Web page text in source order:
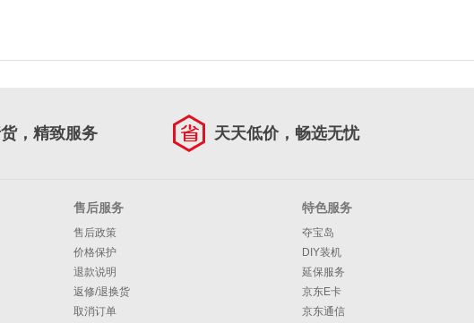
，精致服务 天天低价，畅选无忧
售后服务
售后政策
价格保护
退款说明
返修/退换货
取消订单
特色服务
夺宝岛
DIY装机
延保服务
京东E卡
京东通信